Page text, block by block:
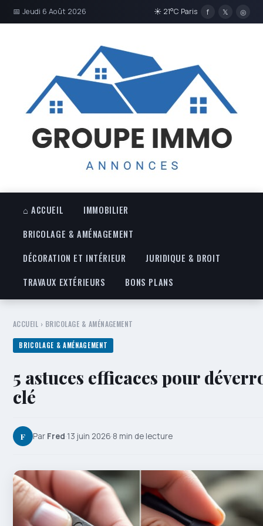
📅 Jeudi 6 Août 2026 ☀ 21°C Paris f 𝕏 ◎
⌂ ACCUEIL
IMMOBILIER
BRICOLAGE & AMÉNAGEMENT
DÉCORATION ET INTÉRIEUR
JURIDIQUE & DROIT
TRAVAUX EXTÉRIEURS
BONS PLANS
ACCUEIL › BRICOLAGE & AMÉNAGEMENT
BRICOLAGE & AMÉNAGEMENT
5 astuces efficaces pour
clé
F Par Fred·13 juin 2026·8 min de lecture